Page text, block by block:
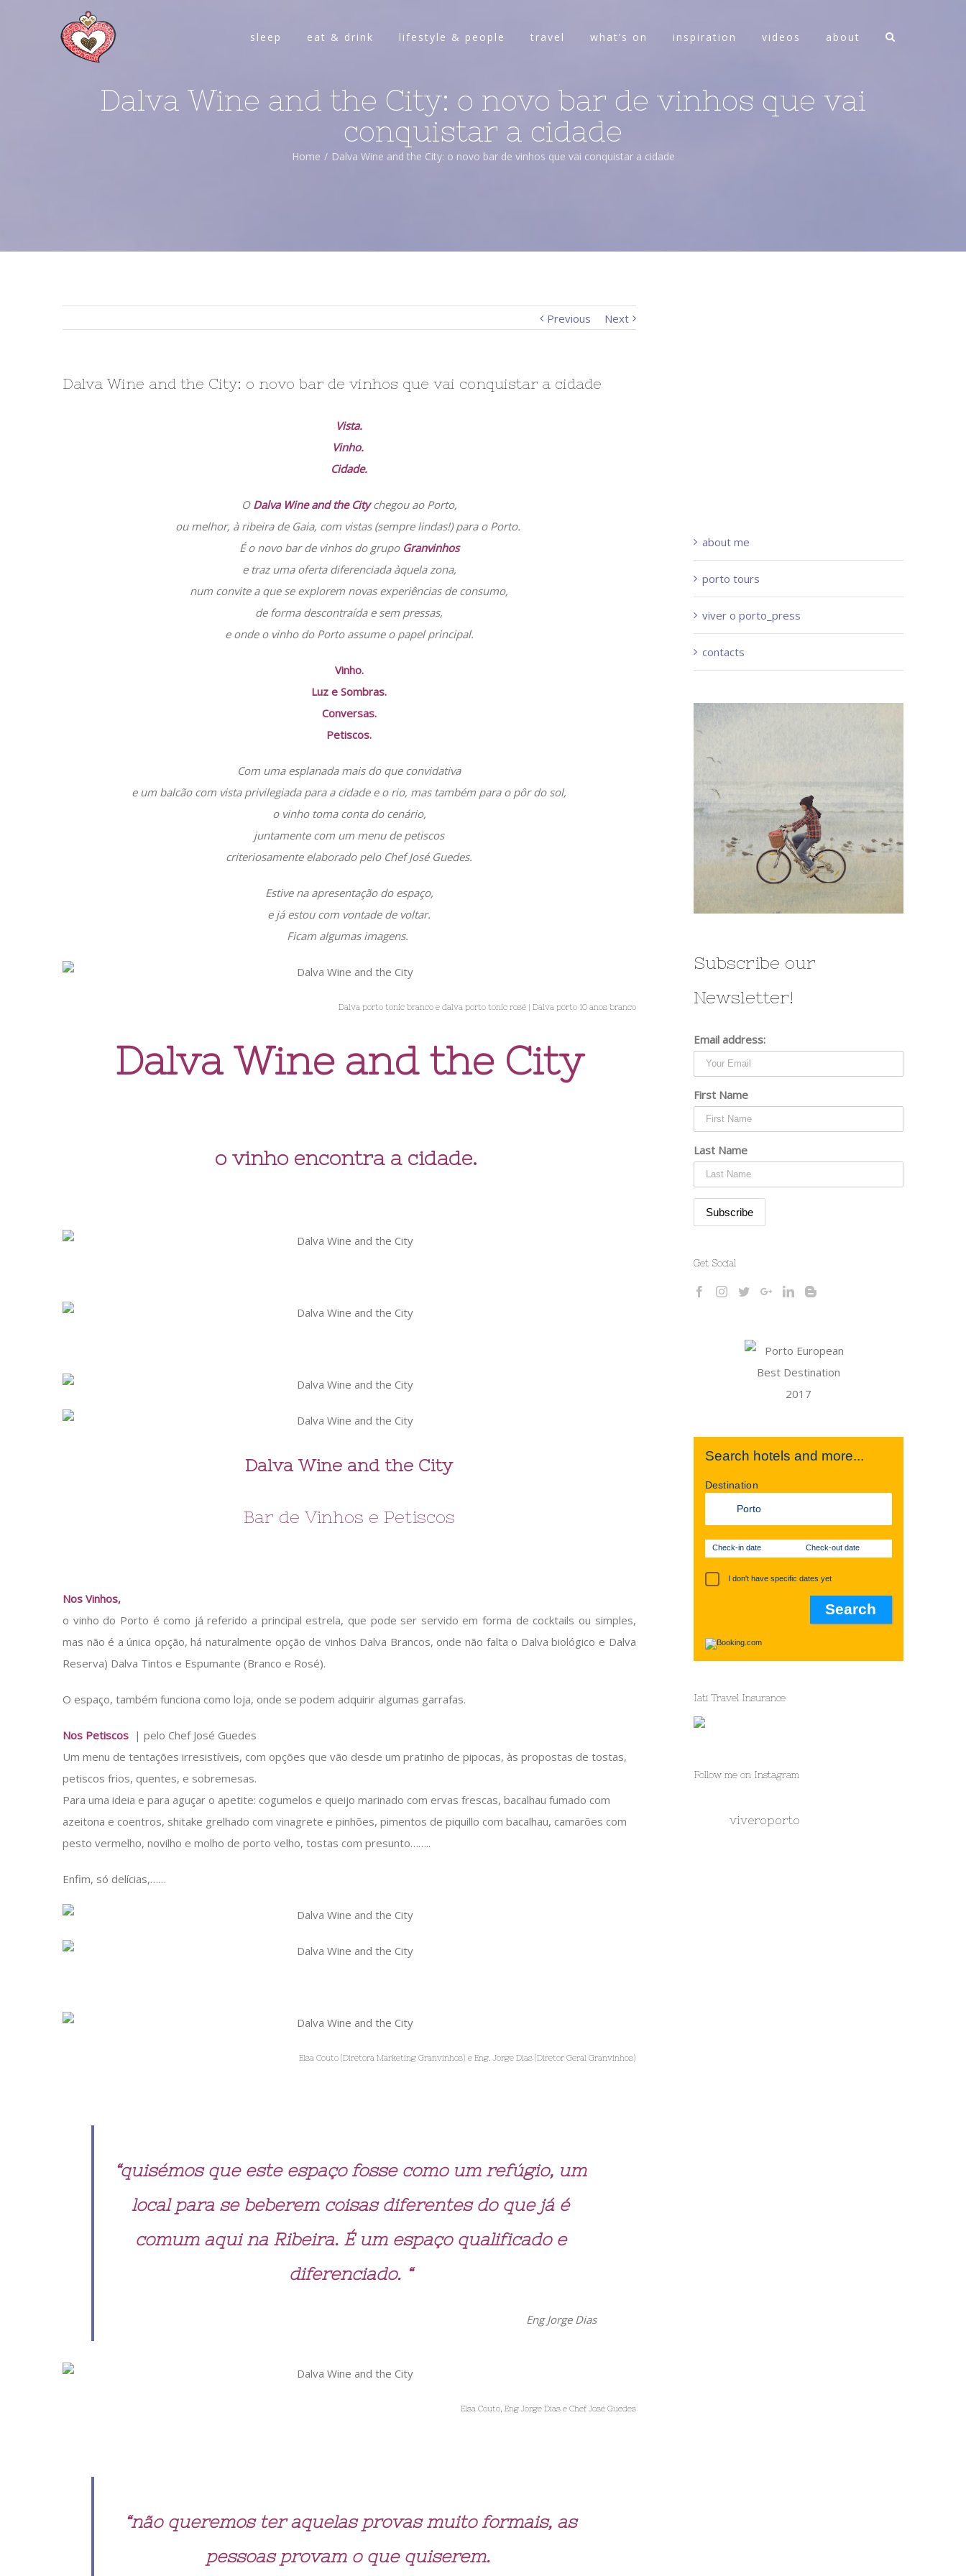
sleep eat & drink lifestyle & people travel what’s on inspiration videos about
Dalva Wine and the City: o novo bar de vinhos que vai
conquistar a cidade
Home / Dalva Wine and the City: o novo bar de vinhos que vai conquistar a cidade
Previous Next
Dalva Wine and the City: o novo bar de vinhos que vai conquistar a cidade
Vista.
Vinho.
Cidade.
O Dalva Wine and the Citychegou ao Porto,
ou melhor, à ribeira de Gaia, com vistas (sempre lindas!) para o Porto.
É o novo bar de vinhos do grupo Granvinhos
e traz uma oferta diferenciada àquela zona,
num convite a que se explorem novas experiências de consumo,
de forma descontraída e sem pressas,
e onde o vinho do Porto assume o papel principal.
Vinho.
Luz e Sombras.
Conversas.
Petiscos.
Com uma esplanada mais do que convidativa
e um balcão com vista privilegiada para a cidade e o rio, mas também para o pôr do sol,
o vinho toma conta do cenário,
juntamente com um menu de petiscos
criteriosamente elaborado pelo Chef José Guedes.
Estive na apresentação do espaço,
e já estou com vontade de voltar.
Ficam algumas imagens.
Dalva porto tonic branco e dalva porto tonic rosé | Dalva porto 10 anos branco
Dalva Wine and the City
o vinho encontra a cidade.
Dalva Wine and the City
Bar de Vinhos e Petiscos
Nos Vinhos,
o vinho do Porto é como já referido a principal estrela, que pode ser servido em forma de cocktails ou simples,
mas não é a única opção, há naturalmente opção de vinhos Dalva Brancos, onde não falta o Dalva biológico e Dalva
Reserva) Dalva Tintos e Espumante (Branco e Rosé).
O espaço, também funciona como loja, onde se podem adquirir algumas garrafas.
Nos Petiscos | pelo Chef José Guedes
Um menu de tentações irresistíveis, com opções que vão desde um pratinho de pipocas, às propostas de tostas,
petiscos frios, quentes, e sobremesas.
Para uma ideia e para aguçar o apetite: cogumelos e queijo marinado com ervas frescas, bacalhau fumado com
azeitona e coentros, shitake grelhado com vinagrete e pinhões, pimentos de piquillo com bacalhau, camarões com
pesto vermelho, novilho e molho de porto velho, tostas com presunto……..
Enfim, só delícias,……
Elsa Couto (Diretora Marketing Granvinhos) e Eng. Jorge Dias (Diretor Geral Granvinhos)
“quisémos que este espaço fosse como um refúgio, um
local para se beberem coisas diferentes do que já é
comum aqui na Ribeira. É um espaço qualificado e
diferenciado. “
Eng Jorge Dias
Elsa Couto, Eng Jorge Dias e Chef José Guedes
“não queremos ter aquelas provas muito formais, as
pessoas provam o que quiserem.
about me
porto tours
viver o porto_press
contacts
Subscribe our
Newsletter!
Email address:
First Name
Last Name
Get Social
Search hotels and more...
Destination
Check-in date Check-out date
I don't have specific dates yet
Iati Travel Insurance
Follow me on Instagram
viveroporto